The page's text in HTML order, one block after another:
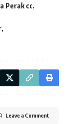
Perak cc
Leave a Comment